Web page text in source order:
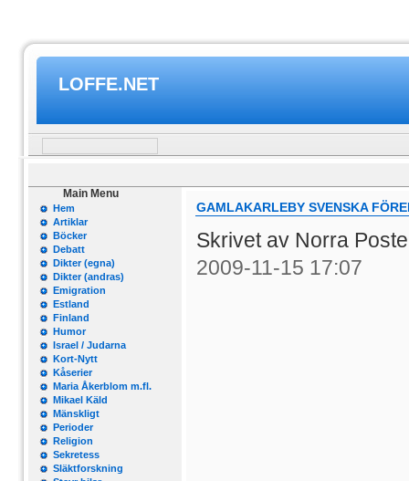
LOFFE.NET
Main Menu
Hem
Artiklar
Böcker
Debatt
Dikter (egna)
Dikter (andras)
Emigration
Estland
Finland
Humor
Israel / Judarna
Kort-Nytt
Kåserier
Maria Åkerblom m.fl.
Mikael Käld
Mänskligt
Perioder
Religion
Sekretess
Släktforskning
GAMLAKARLEBY SVENSKA
Skrivet av Norra
2009-11-15 17:07